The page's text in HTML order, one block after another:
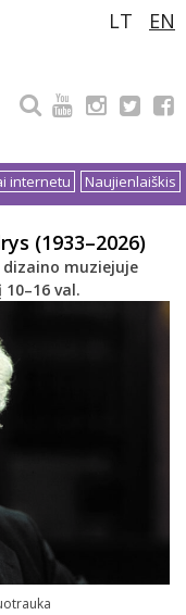
LT EN
Naujienlaiškis
internetu
(1933–2026)
muziejuje
val.